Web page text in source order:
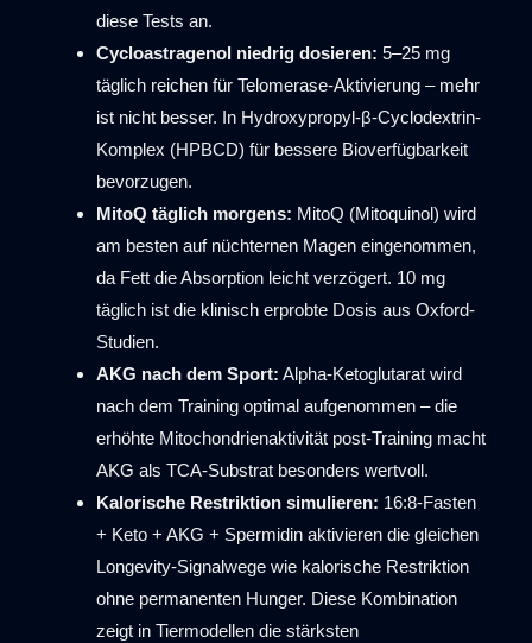
diese Tests an.
Cycloastragenol niedrig dosieren: 5–25 mg
täglich reichen für Telomerase-Aktivierung – mehr
ist nicht besser. In Hydroxypropyl-β-Cyclodextrin-
Komplex (HPBCD) für bessere Bioverfügbarkeit
bevorzugen.
MitoQ täglich morgens: MitoQ (Mitoquinol) wird
am besten auf nüchternen Magen eingenommen,
da Fett die Absorption leicht verzögert. 10 mg
täglich ist die klinisch erprobte Dosis aus Oxford-
Studien.
AKG nach dem Sport: Alpha-Ketoglutarat wird
nach dem Training optimal aufgenommen – die
erhöhte Mitochondrienaktivität post-Training macht
AKG als TCA-Substrat besonders wertvoll.
Kalorische Restriktion simulieren: 16:8-Fasten
+ Keto + AKG + Spermidin aktivieren die gleichen
Longevity-Signalwege wie kalorische Restriktion
ohne permanenten Hunger. Diese Kombination
zeigt in Tiermodellen die stärksten